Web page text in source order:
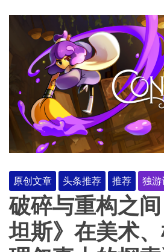
原创文章 头条推荐 推荐 独游
破碎与重构之
坦斯》在美术